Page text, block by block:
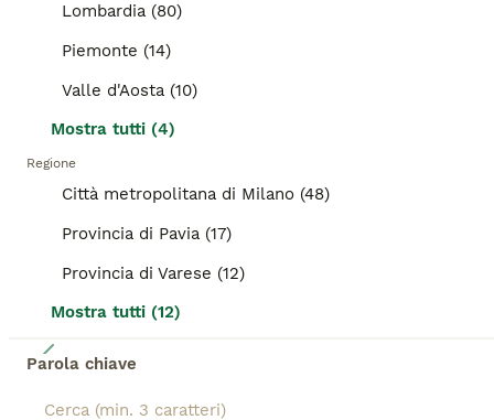
Lombardia (80)
Piemonte (14)
Valle d'Aosta (10)
Mostra tutti (4)
Regione
Città metropolitana di Milano (48)
Provincia di Pavia (17)
Provincia di Varese (12)
Mostra tutti (12)
Parola chiave
(124.5km)